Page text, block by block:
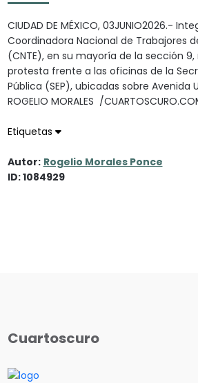
CIUDAD DE MÉXICO, 03JUNIO2026.-
Coordinadora Nacional de Trabajores
(CNTE), en su mayoría de la sección
protesta frente a las oficinas de la
Pública (SEP), ubicadas sobre Avenida
ROGELIO MORALES /
Etiquetas
Autor: Rogelio Morales Ponce
ID: 1084929
Cuartoscuro